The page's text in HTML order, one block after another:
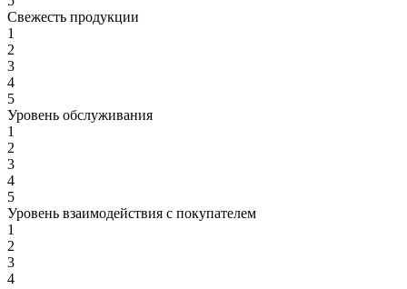
Свежесть продукции
1
2
3
4
5
Уровень обслуживания
1
2
3
4
5
Уровень взаимодействия с покупателем
1
2
3
4